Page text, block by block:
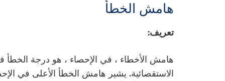
هامش الخطأ
تعريف:
هامش الأخطاء ، في الإحصاء ، هو درجة الخطأ
الاستقصائية. يشير هامش الخطأ الأعلى في